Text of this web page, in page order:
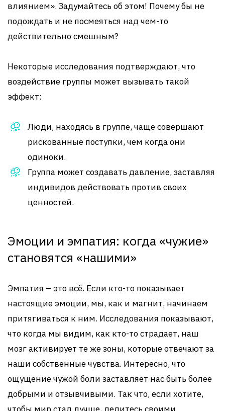
влиянием». Задумайтесь об этом! Почему бы не
подождать и не посмеяться над чем-то
действительно смешным?
Некоторые исследования подтверждают, что
воздействие группы может вызывать такой
эффект:
Люди, находясь в группе, чаще совершают
рискованные поступки, чем когда они
одиноки.
Группа может создавать давление, заставляя
индивидов действовать против своих
ценностей.
Эмоции и эмпатия: когда «чужие»
становятся «нашими»
Эмпатия – это всё. Если кто-то показывает
настоящие эмоции, мы, как и магнит, начинаем
притягиваться к ним. Исследования показывают,
что когда мы видим, как кто-то страдает, наш
мозг активирует те же зоны, которые отвечают за
наши собственные чувства. Интересно, что
ощущение чужой боли заставляет нас быть более
добрыми и отзывчивыми. Так что, если хотите,